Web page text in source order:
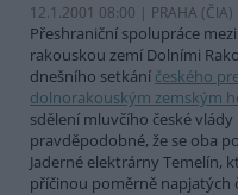
12.1.2001 08:00 | PRAHA (ČIA)
Přeshraniční spolupráce
rakouskou zemí Dolními
dnešního setkání českého
dolnorakouským zemským
sdělení mluvčího české
pravděpodobné, že se oba
Jaderné elektrárny Temelín,
příčinou poměrně napjatých